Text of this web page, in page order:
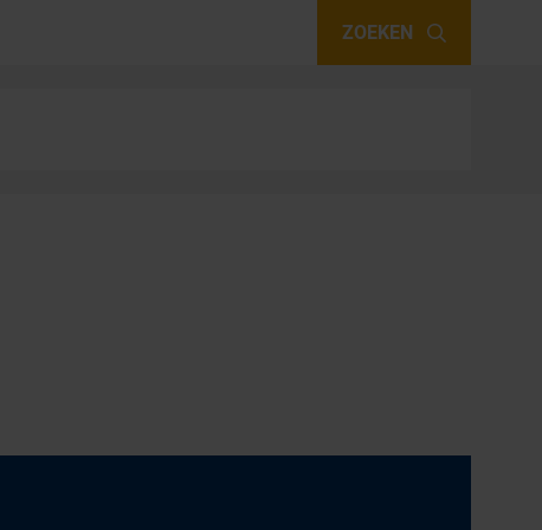
ZOEKEN